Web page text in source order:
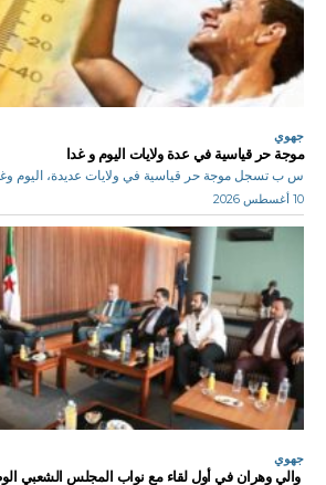
جهوي
موجة حر قياسية في عدة ولايات اليوم و غدا
س ب تسجل موجة حر قياسية في ولايات عديدة، اليوم وغدا الثلاثاء، حسبما جاء في...
10 أغسطس 2026
جهوي
والي وهران في أول لقاء مع نواب المجلس الشعبي